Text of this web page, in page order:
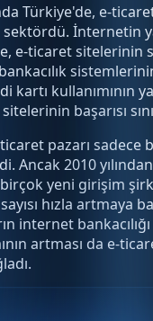
Türkiye'de, e-
İnternetin
e-ticaret sitelerinin
kartı kullanımının
başarısı
ticaret pazarı sadece
Ancak 2010
yeni girişim
hızla artmaya
internet
artması da e-